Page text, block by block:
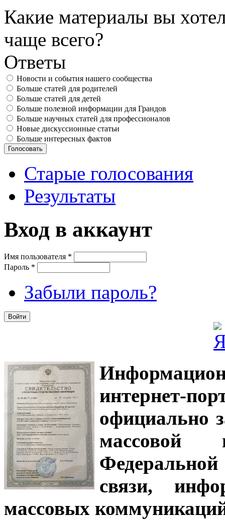
Какие материалы вы
чаще всего?
Ответы
Новости и события нашего сообщества
Больше статей для родителей
Больше статей для детей
Больше полезной информации для Грандов
Больше научных статей для профессионалов
Новые дискуссионные статьи
Больше интересных фактов
Старые голосования
Результаты
Вход в аккаунт
Имя пользователя *
Пароль *
Забыли пароль?
интернет-
официально
связи,
массовых